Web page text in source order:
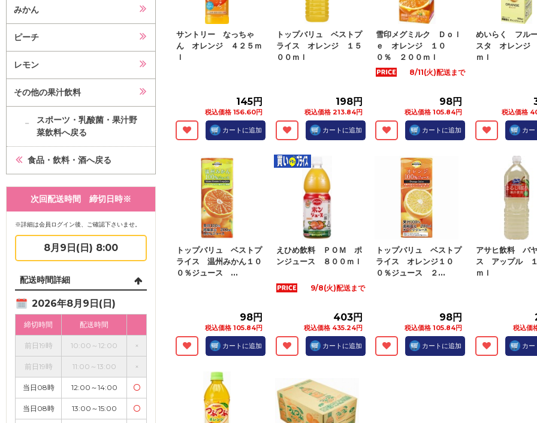
みかん
ピーチ
レモン
その他の果汁飲料
スポーツ・乳酸菌・果汁野
菜飲料へ戻る
食品・飲料・酒へ戻る
次回配送時間 締切日時※
※詳細は会員ログイン後、ご確認下さいませ。
8月9日(日) 8:00
配送時間詳細
2026年8月9日(日)
締切時間 配送時間
前日19時 10:00～12:00 ×
前日19時 11:00～13:00 ×
当日08時 12:00～14:00 〇
当日08時 13:00～15:00 〇
サントリー なっちゃ
ん オレンジ ４２５ｍ
ｌ
145円
税込価格 156.60円
カートに追加
トップバリュ ベストプ
ライス オレンジ １５
００ｍｌ
198円
税込価格 213.84円
カートに追加
雪印メグミルク Ｄｏｌ
ｅ オレンジ １０
０％ ２００ｍｌ
8/11(火)配送まで
98円
税込価格 105.84円
カートに追加
めいらく フル
スタ オレンジ
ｍｌ
税込価格
カー
トップバリュ ベストプ
ライス 温州みかん１０
０％ジュース ...
98円
税込価格 105.84円
カートに追加
えひめ飲料 ＰＯＭ ポ
ンジュース ８００ｍｌ
9/8(火)配送まで
403円
税込価格 435.24円
カートに追加
トップバリュ ベストプ
ライス オレンジ１０
０％ジュース ２...
98円
税込価格 105.84円
カートに追加
アサヒ飲料 バ
ス アップル １
ｍｌ
税込価
カー